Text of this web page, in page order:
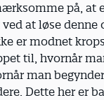
på, at
at løse denne
er modnet
til, hvornår
man
Dette her er